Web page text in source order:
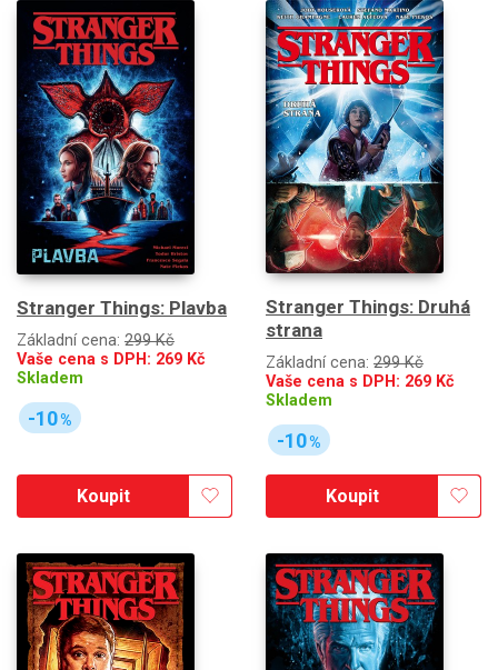
Stranger Things: Plavba
Základní cena: 299 Kč
Vaše cena s DPH: 269 Kč
Skladem
-10%
Koupit
Stranger Things: Druhá
strana
Základní cena: 299 Kč
Vaše cena s DPH: 269 Kč
Skladem
-10%
Koupit